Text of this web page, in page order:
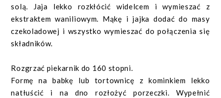
solą. Jaja lekko rozkłócić widelcem i wymieszać z
ekstraktem waniliowym. Mąkę i jajka dodać do masy
czekoladowej i wszystko wymieszać do połączenia się
składników.
Rozgrzać piekarnik do 160 stopni.
Formę na babkę lub tortownicę z kominkiem lekko
natłuścić i na dno rozłożyć porzeczki. Wypełnić